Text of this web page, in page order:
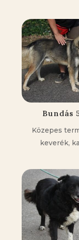
Bundás
Közepes
keverék,